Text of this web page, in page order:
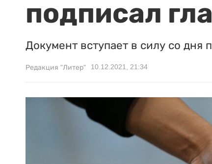
подписал
Документ вступает в силу со дня
Редакция "Литер" 10.12.2021, 21:34